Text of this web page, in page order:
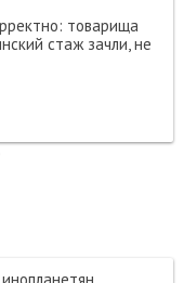
товарища
стаж зачли, не